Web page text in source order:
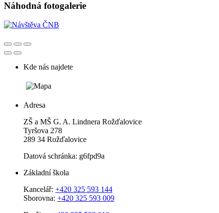
Náhodná fotogalerie
Kde nás najdete
Adresa
ZŠ a MŠ G. A. Lindnera Rožďalovice
Tyršova 278
289 34 Rožďalovice
Datová schránka: g6fpd9a
Základní škola
Kancelář: +420 325 593 144
Sborovna: +420 325 593 009